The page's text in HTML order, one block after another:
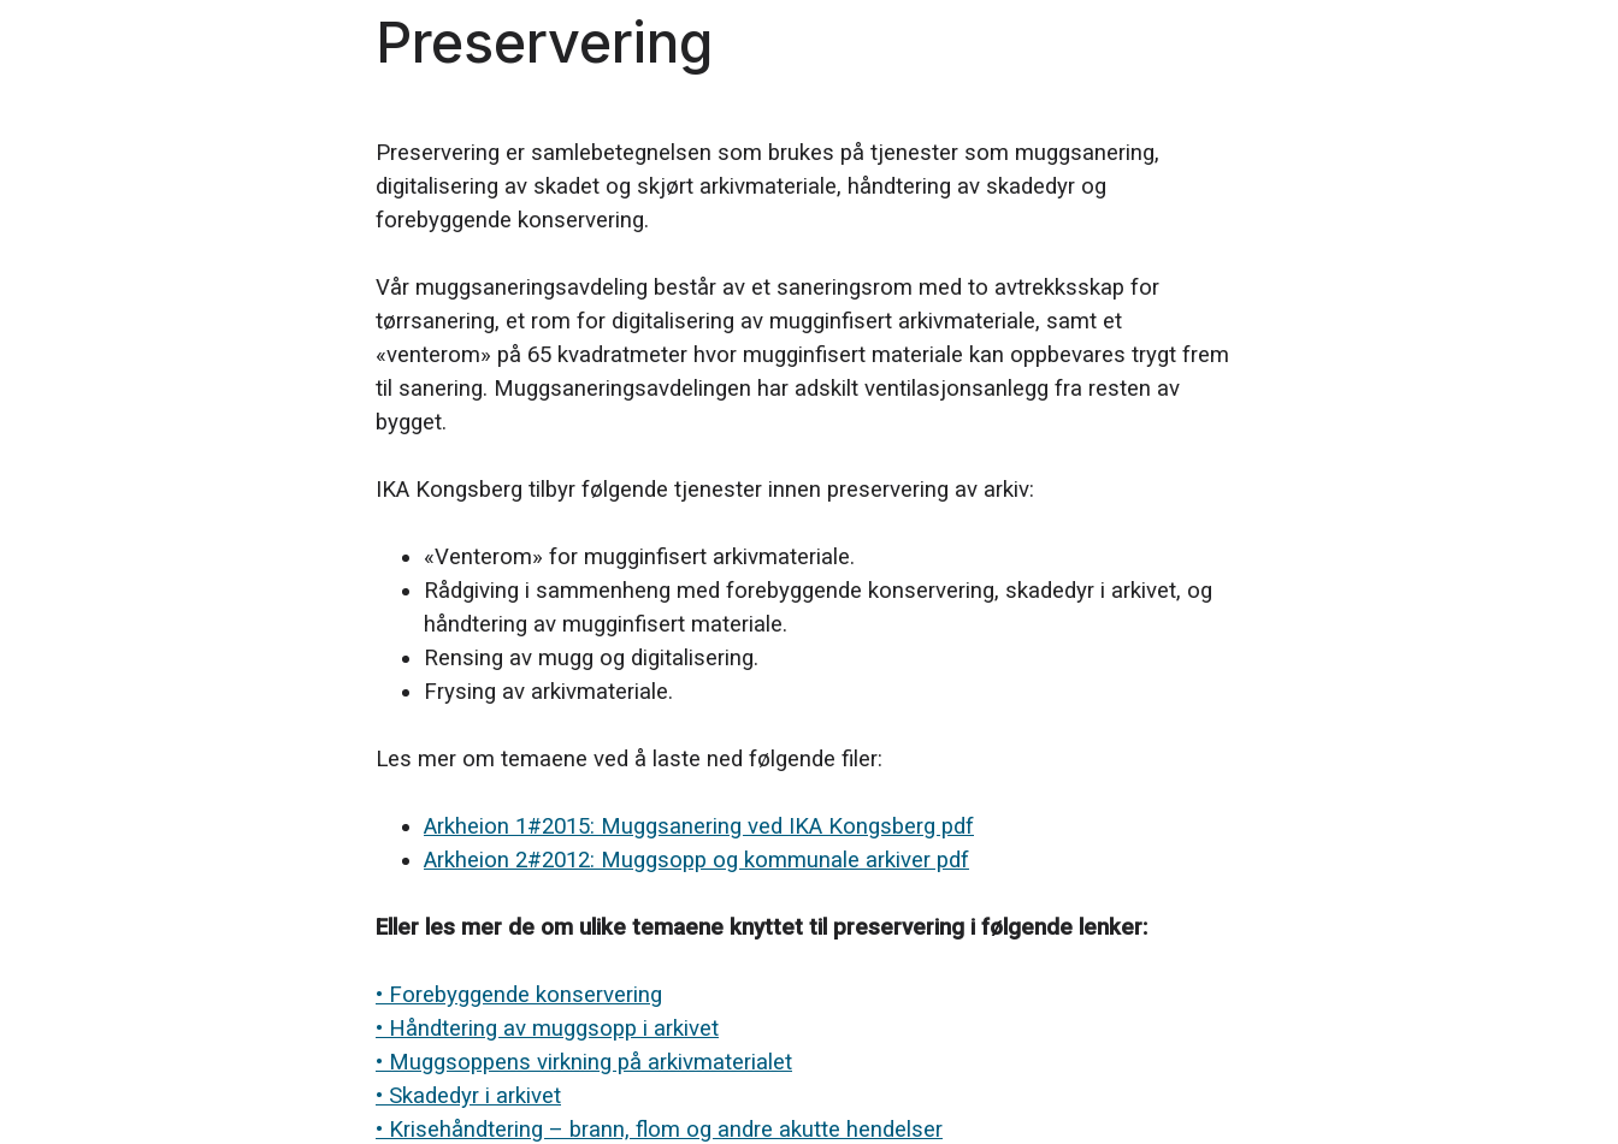
Preservering
Preservering er samlebetegnelsen som brukes på tjenester som muggsanering,
digitalisering av skadet og skjørt arkivmateriale, håndtering av skadedyr og
forebyggende konservering.
Vår muggsaneringsavdeling består av et saneringsrom med to avtrekksskap for
tørrsanering, et rom for digitalisering av mugginfisert arkivmateriale, samt et
«venterom» på 65 kvadratmeter hvor mugginfisert materiale kan oppbevares trygt frem
til sanering. Muggsaneringsavdelingen har adskilt ventilasjonsanlegg fra resten av
bygget.
IKA Kongsberg tilbyr følgende tjenester innen preservering av arkiv:
«Venterom» for mugginfisert arkivmateriale.
Rådgiving i sammenheng med forebyggende konservering, skadedyr i arkivet, og
håndtering av mugginfisert materiale.
Rensing av mugg og digitalisering.
Frysing av arkivmateriale.
Les mer om temaene ved å laste ned følgende filer:
Arkheion 1#2015: Muggsanering ved IKA Kongsberg pdf
Arkheion 2#2012: Muggsopp og kommunale arkiver pdf
Eller les mer de om ulike temaene knyttet til preservering i følgende lenker:
• Forebyggende konservering
• Håndtering av muggsopp i arkivet
• Muggsoppens virkning på arkivmaterialet
• Skadedyr i arkivet
• Krisehåndtering – brann, flom og andre akutte hendelser